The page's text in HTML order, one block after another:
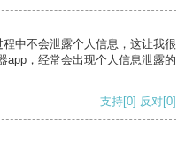
中不会泄露个人信息，这让我很
app，经常会出现个人信息泄露的
支持[0] 反对[0]